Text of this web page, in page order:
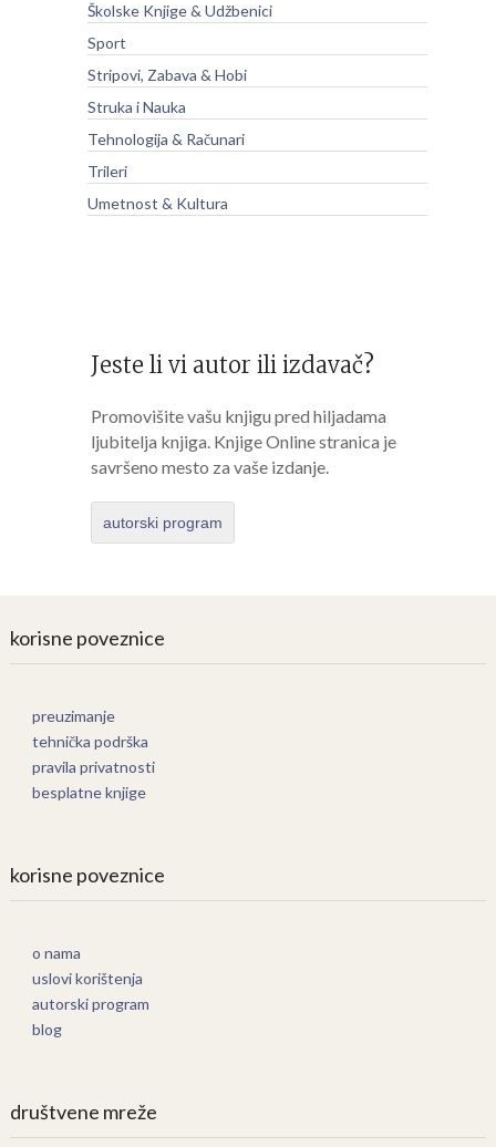
Školske Knjige & Udžbenici
Sport
Stripovi, Zabava & Hobi
Struka i Nauka
Tehnologija & Računari
Trileri
Umetnost & Kultura
Jeste li vi autor ili izdavač?
Promovišite vašu knjigu pred hiljadama
ljubitelja knjiga. Knjige Online stranica je
savršeno mesto za vaše izdanje.
autorski program
korisne poveznice
preuzimanje
tehnička podrška
pravila privatnosti
besplatne knjige
korisne poveznice
o nama
uslovi korištenja
autorski program
blog
društvene mreže